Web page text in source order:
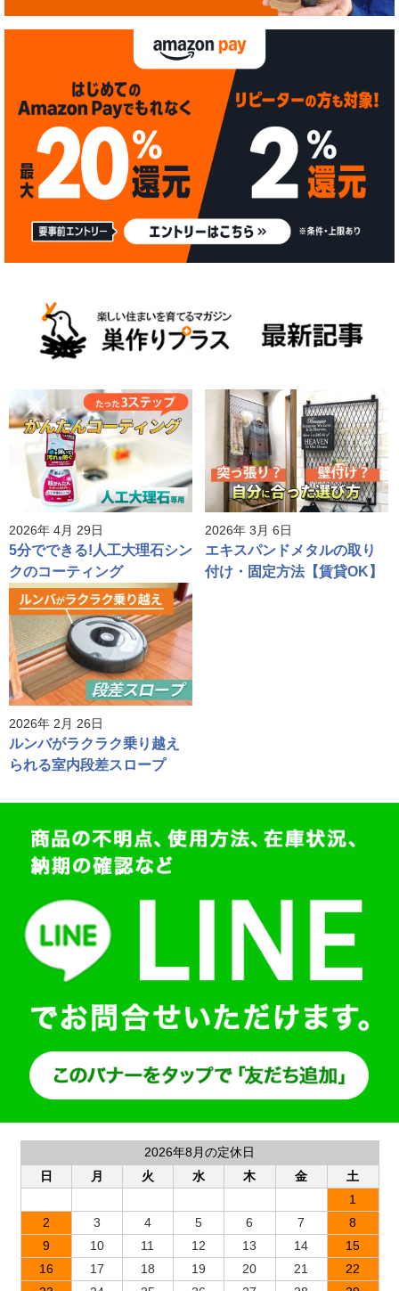
2026年 4月 29日
5分でできる!人工大理石シン
クのコーティング
2026年 3月 6日
エキスパンドメタルの取り
付け・固定方法【賃貸OK】
2026年 2月 26日
ルンバがラクラク乗り越え
られる室内段差スロープ
2026年8月の定休日
日
月 火 水 木 金
土
1
2
3 4 5 6 7
8
9
10 11 12 13 14
15
16
17 18 19 20 21
22